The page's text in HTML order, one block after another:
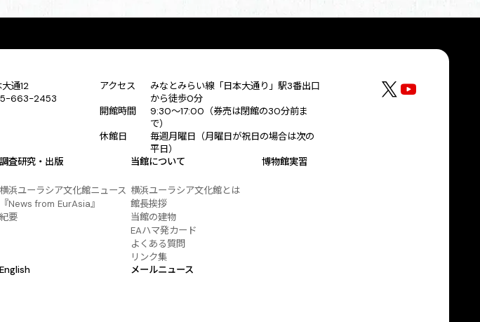
通12
663-2453
アクセス
みなとみらい線「日本大通り」駅3番出口
から徒歩0分
開館時間
9:30～17:00（券売は閉館の30分前ま
で）
休館日
毎週月曜日（月曜日が祝日の場合は次の
平日）
調査研究・出版
横浜ユーラシア文化館ニュース
『News from EurAsia』
紀要
当館について
横浜ユーラシア文化館とは
館長挨拶
当館の建物
EAハマ発カード
よくある質問
リンク集
博物館実習
English メールニュース